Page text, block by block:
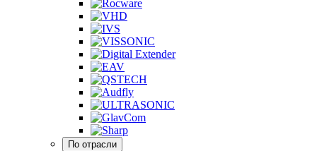
По отрасли